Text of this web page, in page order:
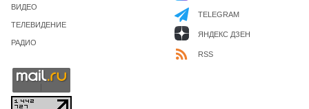
ВИДЕО
ТЕЛЕВИДЕНИЕ
РАДИО
TELEGRAM
ЯНДЕКС ДЗЕН
RSS